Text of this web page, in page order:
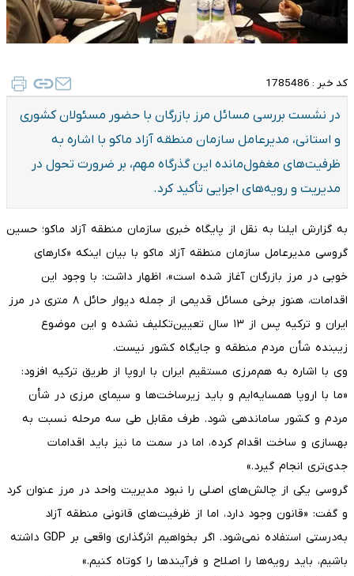
کد خبر : 1785486
در نشست بررسی مسائل مرز بازرگان با حضور مسئولان کشوری
و استانی، مدیرعامل سازمان منطقه آزاد ماکو با اشاره به
ظرفیت‌های مغفول‌مانده این گذرگاه مهم، بر ضرورت تحول در
مدیریت و رویه‌های اجرایی تأکید کرد.
به گزارش ایلنا به نقل از پایگاه خبری سازمان منطقه آزاد ماکو؛ حسین
گروسی مدیرعامل سازمان منطقه آزاد ماکو با بیان اینکه «کارهای
خوبی در مرز بازرگان آغاز شده است»، اظهار داشت: با وجود این
اقدامات، هنوز برخی مسائل قدیمی از جمله دیوار حائل ۸ متری در مرز
ایران و ترکیه پس از ۱۳ سال تعیین‌تکلیف نشده و این موضوع
زیبنده شأن مردم منطقه و جایگاه کشور نیست.
وی با اشاره به هم‌مرزی مستقیم ایران با اروپا از طریق ترکیه افزود:
«ما با اروپا همسایه‌ایم و باید زیرساخت‌ها و سیمای مرزی در شأن
مردم و کشور ساماندهی شود. طرف مقابل طی سه مرحله نسبت به
بهسازی و ساخت اقدام کرده، اما در سمت ما نیز باید اقدامات
جدی‌تری انجام گیرد.»
گروسی یکی از چالش‌های اصلی را نبود مدیریت واحد در مرز عنوان کرد
و گفت: «قانون وجود دارد، اما از ظرفیت‌های قانونی منطقه آزاد
به‌درستی استفاده نمی‌شود. اگر بخواهیم اثرگذاری واقعی بر GDP داشته
باشیم، باید رویه‌ها را اصلاح و فرآیندها را کوتاه کنیم.»